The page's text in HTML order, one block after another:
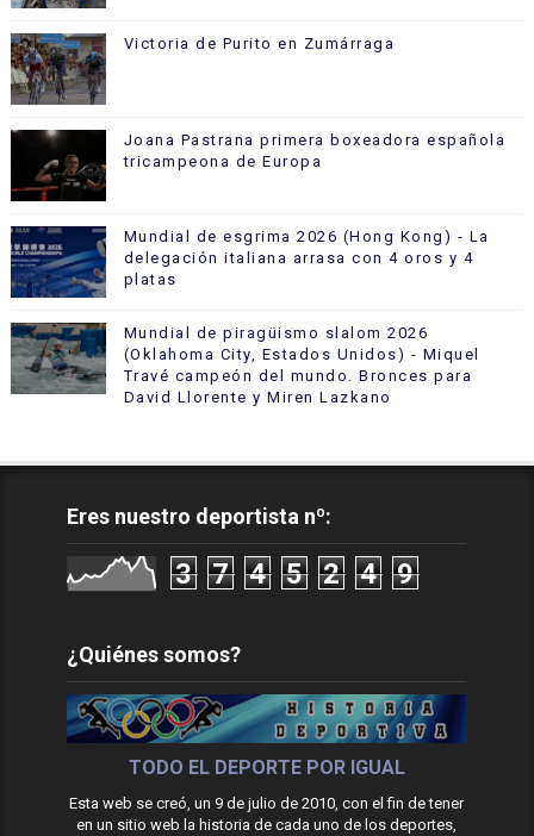
Victoria de Purito en Zumárraga
Joana Pastrana primera boxeadora española
tricampeona de Europa
Mundial de esgrima 2026 (Hong Kong) - La
delegación italiana arrasa con 4 oros y 4
platas
Mundial de piragüismo slalom 2026
(Oklahoma City, Estados Unidos) - Miquel
Travé campeón del mundo. Bronces para
David Llorente y Miren Lazkano
Eres nuestro deportista nº:
3 7 4 5 2 4 9
¿Quiénes somos?
TODO EL DEPORTE POR IGUAL
Esta web se creó, un 9 de julio de 2010, con el fin de tener
en un sitio web la historia de cada uno de los deportes,